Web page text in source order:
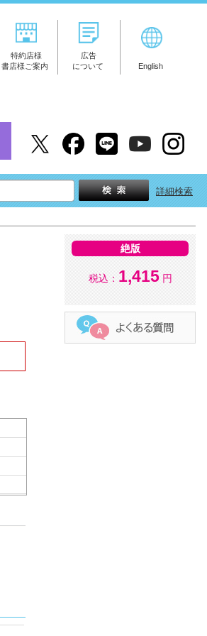
特約店様
書店様ご案内
広告
について
English
詳細検索
絶版
税込： 1,415円